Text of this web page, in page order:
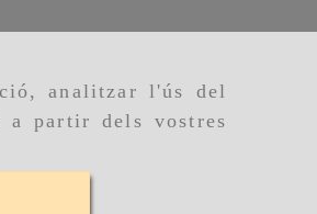
analitzar l'ús del
a partir dels vostres